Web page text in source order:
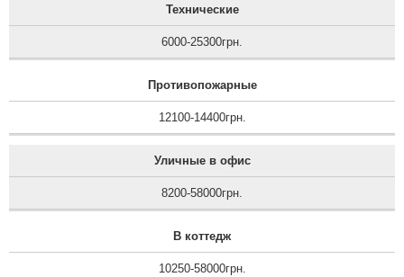
Технические
6000-25300грн.
Противопожарные
12100-14400грн.
Уличные в офис
8200-58000грн.
В коттедж
10250-58000грн.